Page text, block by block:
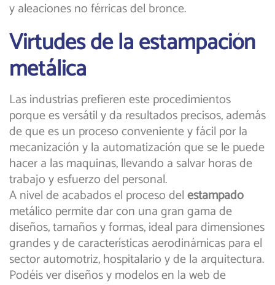
y aleaciones no férricas del bronce.
Virtudes de la estampación
metálica
Las industrias prefieren este procedimientos
porque es versátil y da resultados precisos, además
de que es un proceso conveniente y fácil por la
mecanización y la automatización que se le puede
hacer a las maquinas, llevando a salvar horas de
trabajo y esfuerzo del personal.
A nivel de acabados el proceso delestampado
metálico permite dar con una gran gama de
diseños, tamaños y formas, ideal para dimensiones
grandes y de características aerodinámicas para el
sector automotriz, hospitalario y de la arquitectura.
Podéis ver diseños y modelos en la web de